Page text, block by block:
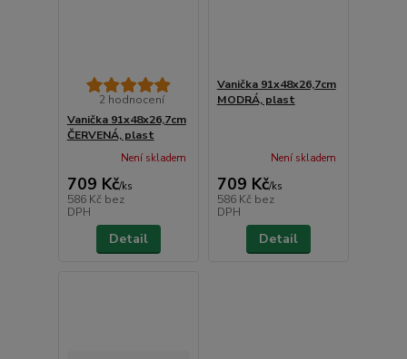
2 hodnocení
Vanička 91x48x26,7cm
ČERVENÁ, plast
709 Kč/ks
586 Kč bez
DPH
Není skladem
Detail
Vanička 91x48x26,7cm
MODRÁ, plast
709 Kč/ks
586 Kč bez
DPH
Není skladem
Detail